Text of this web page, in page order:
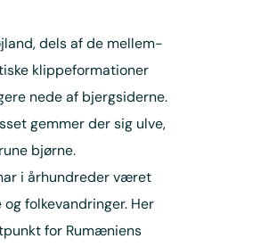
dels af de mellem-
klippeformationer
nede af bjergsiderne.
gemmer der sig ulve,
bjørne.
i århundreder været
folkevandringer. Her
for Rumæniens